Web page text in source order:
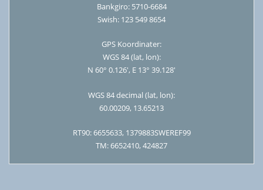
Bankgiro: 5710-6684
Swish: 123 549 8654
GPS Koordinater:
WGS 84 (lat, lon):
N 60° 0.126′, E 13° 39.128′
WGS 84 decimal (lat, lon):
60.00209, 13.65213
RT90: 6655633, 1379883SWEREF99
TM: 6652410, 424827